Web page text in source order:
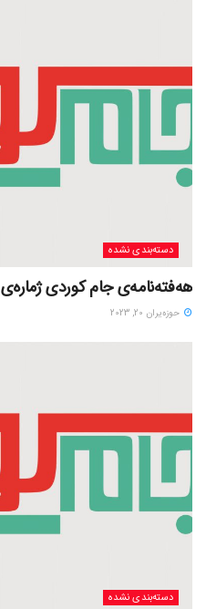
دسته‌بندی نشده
هەفتەنامەی جام کوردی ژمارەی 324
حوزه‌یران 20, 2023
دسته‌بندی نشده